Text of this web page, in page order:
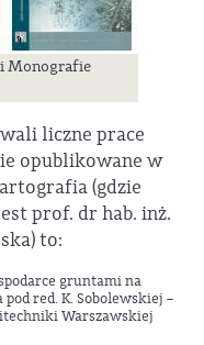
Monografie
liczne prace
opublikowane w
(gdzie
prof. dr hab. inż.
to:
gruntami na
red. K. Sobolewskiej –
Warszawskiej